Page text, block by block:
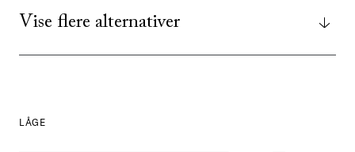
Vise flere alternativer
LÅGE